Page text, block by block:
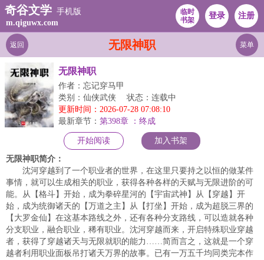
奇谷文学 手机版
m.qiguwx.com
临时
书架
登录 注册
无限神职
返回 菜单
无限神职
作者：忘记穿马甲
类别：仙侠武侠
状态：连载中
更新时间：2026-07-28 07:08:10
最新章节： 第398章 ：终成
开始阅读 加入书架
无限神职简介：
沈河穿越到了一个职业者的世界，在这里只要持之以恒的做某件
事情，就可以生成相关的职业，获得各种各样的天赋与无限进阶的可
能。从【格斗】开始，成为拳碎星河的【宇宙武神】从【穿越】开
始，成为统御诸天的【万道之主】从【打坐】开始，成为超脱三界的
【大罗金仙】在这基本路线之外，还有各种分支路线，可以造就各种
分支职业，融合职业，稀有职业。沈河穿越而来，开启特殊职业穿越
者，获得了穿越诸天与无限就职的能力……简而言之，这就是一个穿
越者利用职业面板吊打诸天万界的故事。已有一万五千均同类完本作